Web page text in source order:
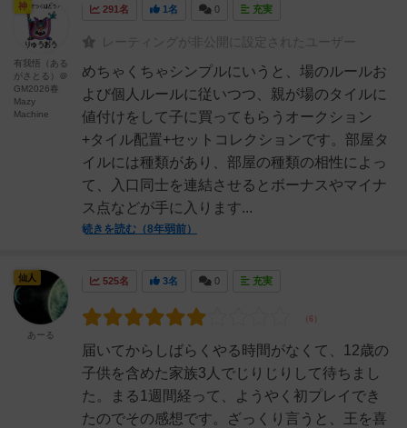
291名 1名 0 充実
レーティングが非公開に設定されたユーザー
めちゃくちゃシンプルにいうと、場のルールお
よび個人ルールに従いつつ、親が場のタイルに
値付けをして子に買ってもらうオークション
+タイル配置+セットコレクションです。部屋タ
イルには種類があり、部屋の種類の相性によっ
て、入口同士を連結させるとボーナスやマイナ
ス点などが手に入ります...
続きを読む（8年弱前）
神
有我悟（ある
がさとる）＠
GM2026春
Mazy
Machine
525名 3名 0 充実
届いてからしばらくやる時間がなくて、12歳の
子供を含めた家族3人でじりじりして待ちまし
た。まる1週間経って、ようやく初プレイでき
たのでその感想です。ざっくり言うと、王を喜
仙人
あーる